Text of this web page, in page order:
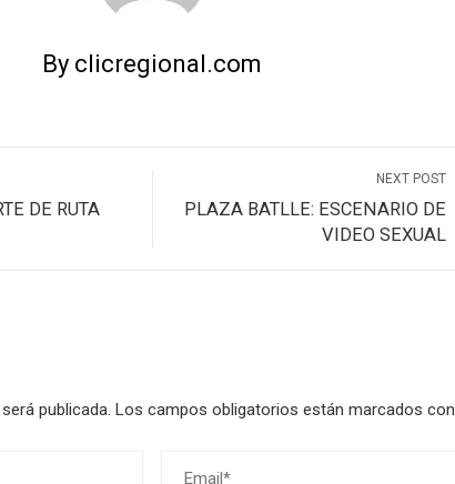
By clicregional.com
DE RUTA
NEXT POST
PLAZA BATLLE: ESCENARIO DE
VIDEO SEXUAL
publicada. Los campos obligatorios están marcados con